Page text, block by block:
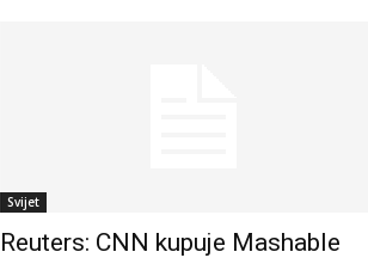
Svijet
Reuters: CNN kupuje Mashable